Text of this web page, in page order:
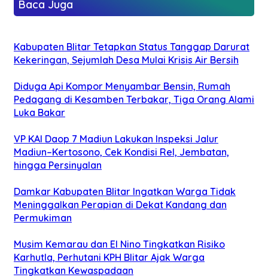
Baca Juga
Kabupaten Blitar Tetapkan Status Tanggap Darurat
Kekeringan, Sejumlah Desa Mulai Krisis Air Bersih
Diduga Api Kompor Menyambar Bensin, Rumah
Pedagang di Kesamben Terbakar, Tiga Orang Alami
Luka Bakar
VP KAI Daop 7 Madiun Lakukan Inspeksi Jalur
Madiun–Kertosono, Cek Kondisi Rel, Jembatan,
hingga Persinyalan
Damkar Kabupaten Blitar Ingatkan Warga Tidak
Meninggalkan Perapian di Dekat Kandang dan
Permukiman
Musim Kemarau dan El Nino Tingkatkan Risiko
Karhutla, Perhutani KPH Blitar Ajak Warga
Tingkatkan Kewaspadaan